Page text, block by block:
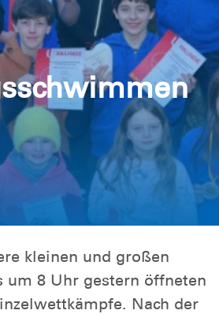
kleinen und großen
um 8 Uhr gestern öffneten
Nach der